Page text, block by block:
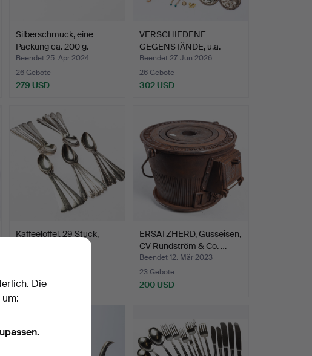
Silberschmuck, eine
Packung ca. 200 g.
Beendet 25. Apr 2024
26 Gebote
279 USD
VERSCHIEDENE
GEGENSTÄNDE, u.a.
Silber, Bes…
Beendet 27. Jun 2026
26 Gebote
302 USD
Kaffeelöffel, 29 Stück,
316 USD
ERSATZHERD, Gusseisen,
CV Rundström & Co. …
Beendet 12. Mär 2023
23 Gebote
200 USD
Die